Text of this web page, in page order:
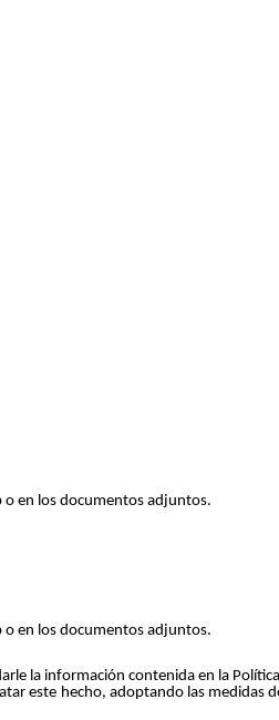
o en los documentos adjuntos.
o en los documentos adjuntos.
la información contenida en la Política
este hecho, adoptando las